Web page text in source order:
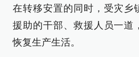
在转移安置的同时，受灾乡
援助的干部、救援人员一道
恢复生产生活。